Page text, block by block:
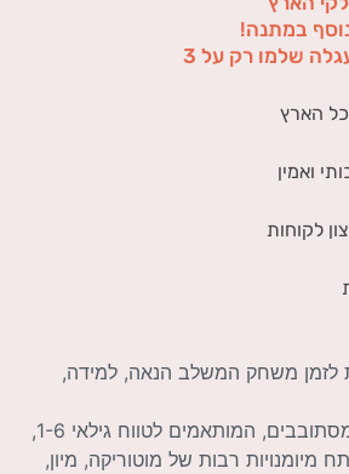
הארץ
ואמין
לזמן משחק המשלב הנאה, למידה,
הכירו את הגלגלים המסתובבים, המותאמים לטווח גילאי 1-6,
מיומנויות רבות של מוטוריקה, מיון,